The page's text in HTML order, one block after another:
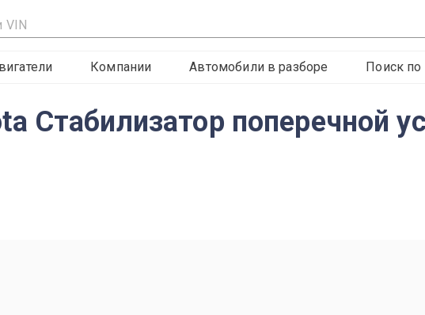
Компании Автомобили в разборе Поиск по
Стабилизатор поперечной